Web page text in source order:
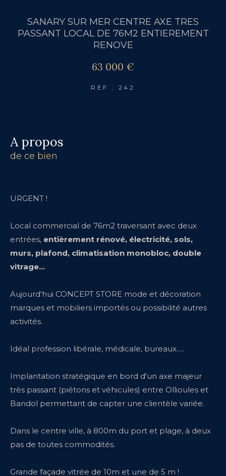
SANARY SUR MER CENTRE AXE TRES
PASSANT LOCAL DE 76M2 ENTIEREMENT
RENOVE
63 000 €
REF : 242
a propos
de ce bien
URGENT !
Local commercial de 76m2 traversant avec deux
entrées, entièrement rénové, électricité, sols,
murs, plafond, climatisation monobloc, double
vitrage...
Aujourd'hui CONCEPT STORE mode et décoration
marques et mobiliers importés ou possibilité autres
activités.
Idéal profession libérale, médicale, bureaux.....
Implantation stratégique en bord d'un axe majeur
très passant (piétons et véhicules) entre Ollioules et
Bandol permettant de capter une clientèle variée.
Dans le centre ville, à 800m du port et plage, à deux
pas de toutes commodités.
Grande façade vitrée de 10m et une de 5 m !